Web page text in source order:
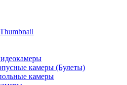
камеры (Булеты)
камеры